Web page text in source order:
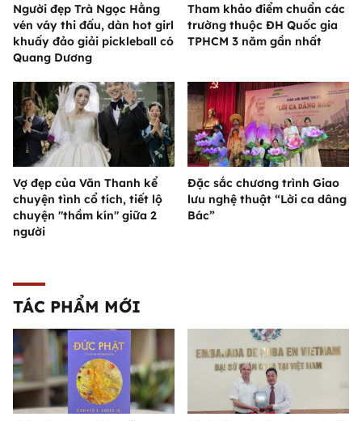
Người đẹp Trà Ngọc Hằng
vén váy thi đấu, dàn hot girl
khuấy đảo giải pickleball có
Quang Dương
Tham khảo điểm chuẩn các
trường thuộc ĐH Quốc gia
TPHCM 3 năm gần nhất
Vợ đẹp của Văn Thanh kể
chuyện tình cổ tích, tiết lộ
chuyện "thầm kín" giữa 2
người
Đặc sắc chương trình Giao
lưu nghệ thuật “Lời ca dâng
Bác”
TÁC PHẨM MỚI